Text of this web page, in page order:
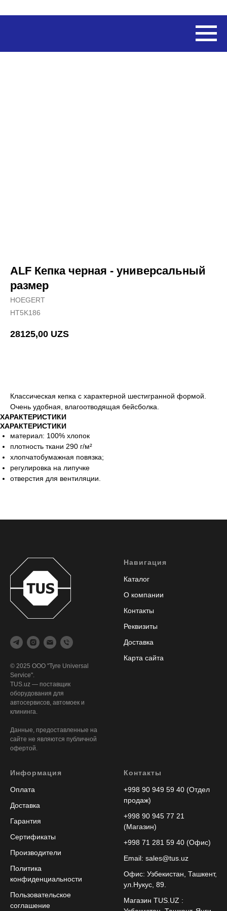
ALF Кепка черная - универсальный
размер
HOEGERT
HT5K186
28125,00 UZS
Классическая кепка с характерной шестигранной формой.
Очень удобная, влагоотводящая бейсболка.
ХАРАКТЕРИСТИКИ
ХАРАКТЕРИСТИКИ
материал: 100% хлопок
плотность ткани 290 г/м²
хлопчатобумажная повязка;
регулировка на липучке
отверстия для вентиляции.
© 2025 ООО "Tyre Universal
Service".
TUS.uz — поставщик
оборудования для
автосервисов, автомоек и
клининга.
Данные, предоставленные на
сайте не являются публичной
офертой.
Навигация
Каталог
О компании
Контакты
Реквизиты
Доставка
Карта сайта
Информация
Оплата
Доставка
Гарантия
Сертификаты
Производители
Политика
конфиденциальности
Пользовательское
соглашение
Контакты
+998 90 949 59 40 (Отдел
продаж)
+998 90 945 77 21
(Магазин)
+998 71 281 59 40 (Офис)
Email: sales@tus.uz
Офис: Узбекистан, Ташкент,
ул.Нукус, 89.
Магазин TUS.UZ :